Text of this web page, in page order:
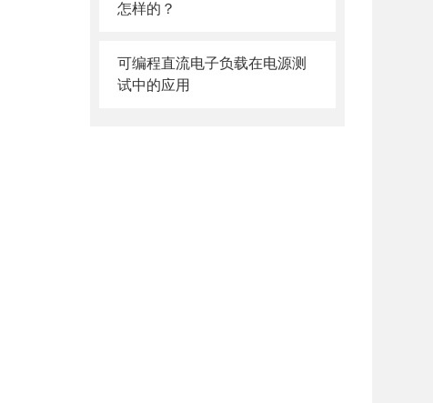
怎样的？
可编程直流电子负载在电源测
试中的应用